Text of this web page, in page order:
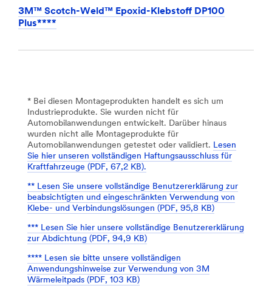
3M™ Scotch-Weld™ Epoxid-Klebstoff DP100
Plus****
* Bei diesen Montageprodukten handelt es sich um
Industrieprodukte. Sie wurden nicht für
Automobilanwendungen entwickelt. Darüber hinaus
wurden nicht alle Montageprodukte für
Automobilanwendungen getestet oder validiert. Lesen
Sie hier unseren vollständigen Haftungsausschluss für
Kraftfahrzeuge (PDF, 67,2 KB).
** Lesen Sie unsere vollständige Benutzererklärung zur
beabsichtigten und eingeschränkten Verwendung von
Klebe- und Verbindungslösungen (PDF, 95,8 KB)
*** Lesen Sie hier unsere vollständige Benutzererklärung
zur Abdichtung (PDF, 94,9 KB)
**** Lesen sie bitte unsere vollständigen
Anwendungshinweise zur Verwendung von 3M
Wärmeleitpads (PDF, 103 KB)